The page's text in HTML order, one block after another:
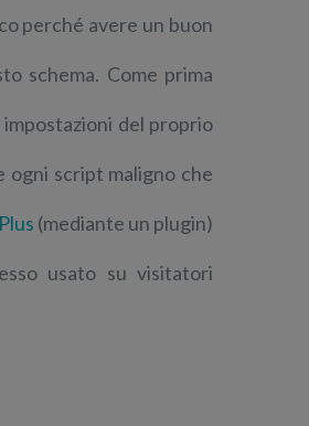
perché avere un buon
schema. Come prima
del proprio
ogni script maligno che
(mediante un plugin)
usato su visitatori